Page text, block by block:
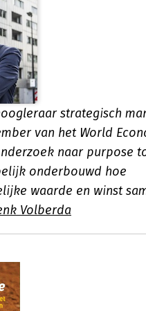
strategisch
van het World
naar purpose
onderbouwd hoe
waarde en winst
Volberda